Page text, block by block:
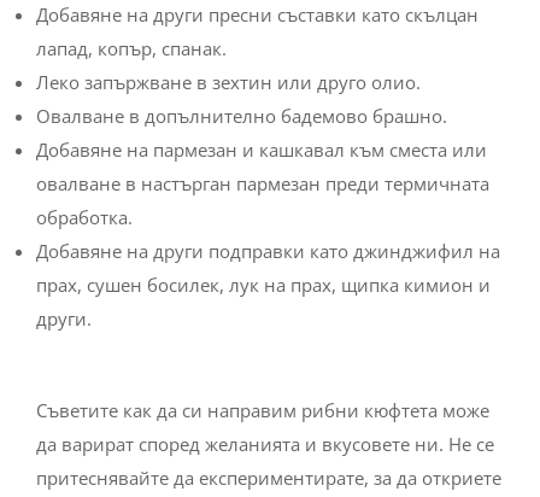
Добавяне на други пресни съставки като скълцан
лапад, копър, спанак.
Леко запържване в зехтин или друго олио.
Овалване в допълнително бадемово брашно.
Добавяне на пармезан и кашкавал към сместа или
овалване в настърган пармезан преди термичната
обработка.
Добавяне на други подправки като джинджифил на
прах, сушен босилек, лук на прах, щипка кимион и
други.
Съветите как да си направим рибни кюфтета може
да варират според желанията и вкусовете ни. Не се
притеснявайте да експериментирате, за да откриете